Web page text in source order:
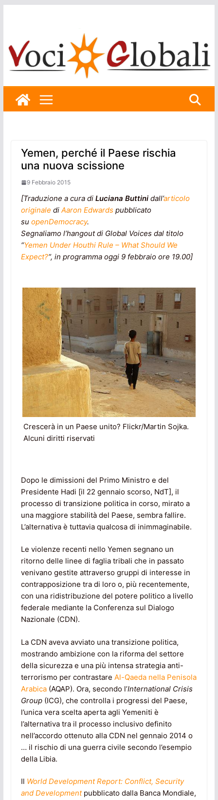
Yemen, perché il Paese rischia
una nuova scissione
9 Febbraio 2015
[Traduzione a cura di Luciana Buttini dall’articolo
originale di Aaron Edwardspubblicato
suopenDemocracy.
Segnaliamo l’hangout di Global Voices dal titolo
“Yemen Under Houthi Rule – What Should We
Expect?“, in programma oggi 9 febbraio ore 19.00]
Crescerà in un Paese unito? Flickr/Martin Sojka.
Alcuni diritti riservati
Dopo le dimissioni del Primo Ministro e del
Presidente Hadi [il 22 gennaio scorso, NdT], il
processo di transizione politica in corso, mirato a
una maggiore stabilità del Paese, sembra fallire.
L’alternativa è tuttavia qualcosa di inimmaginabile.
Le violenze recenti nello Yemen segnano un
ritorno delle linee di faglia tribali che in passato
venivano gestite attraverso gruppi di interesse in
contrapposizione tra di loro o, più recentemente,
con una ridistribuzione del potere politico a livello
federale mediante la Conferenza sul Dialogo
Nazionale (CDN).
La CDN aveva avviato una transizione politica,
mostrando ambizione con la riforma del settore
della sicurezza e una più intensa strategia anti-
terrorismo per contrastare Al-Qaeda nella Penisola
Arabica(AQAP). Ora, secondo l’International Crisis
Group(ICG), che controlla i progressi del Paese,
l’unica vera scelta aperta agli Yemeniti è
l’alternativa tra il processo inclusivo definito
nell’accordo ottenuto alla CDN nel gennaio 2014 o
… il rischio di una guerra civile secondo l’esempio
della Libia.
Il World Development Report: Conflict, Security
and Development pubblicato dalla Banca Mondiale,